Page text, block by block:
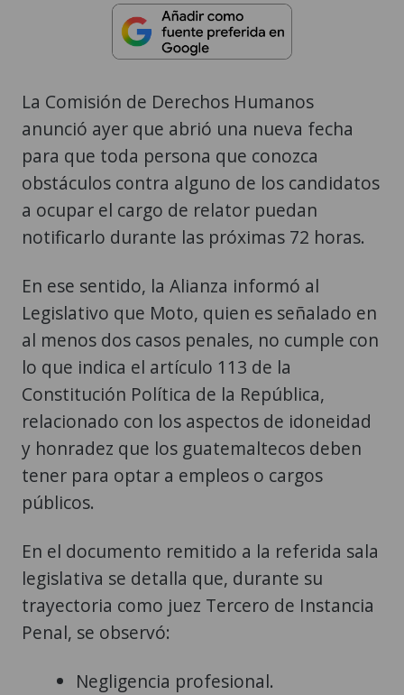
La Comisión de Derechos Humanos
anunció ayer que abrió una nueva fecha
para que toda persona que conozca
obstáculos contra alguno de los candidatos
a ocupar el cargo de relator puedan
notificarlo durante las próximas 72 horas.
En ese sentido, la Alianza informó al
Legislativo que Moto, quien es señalado en
al menos dos casos penales, no cumple con
lo que indica el artículo 113 de la
Constitución Política de la República,
relacionado con los aspectos de idoneidad
y honradez que los guatemaltecos deben
tener para optar a empleos o cargos
públicos.
En el documento remitido a la referida sala
legislativa se detalla que, durante su
trayectoria como juez Tercero de Instancia
Penal, se observó:
Negligencia profesional.